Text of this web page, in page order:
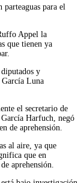
para el
Appel la
que tienen ya
y
Luna
el secretario de
Harfuch, negó
de aprehensión.
al aire, ya que
que en
aprehensión.